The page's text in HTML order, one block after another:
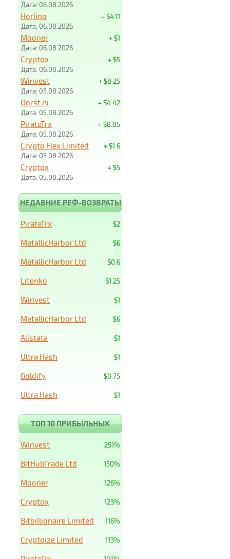
Дата: 06.08.2026
+ $4.11
Horlino
Дата: 06.08.2026
+ $1
Mooner
Дата: 06.08.2026
+ $5
Cryptox
Дата: 06.08.2026
+ $8.25
Winvest
Дата: 05.08.2026
+ $4.42
Qorst Ai
Дата: 05.08.2026
+ $8.85
PirateTrx
Дата: 05.08.2026
+ $1.6
Crypto Flex Limited
Дата: 05.08.2026
+ $5
Cryptox
Дата: 05.08.2026
НЕДАВНИЕ РЕФ-ВОЗВРАТЫ
$2
PirateTrx
$6
MetallicHarbor Ltd
$0.6
MetallicHarbor Ltd
$1.25
Litenko
$1
Winvest
$6
MetallicHarbor Ltd
$1
Alistata
$1
Ultra Hash
$0.75
Goldify
$1
Ultra Hash
ТОП 10 ПРИБЫЛЬНЫХ
251%
Winvest
150%
BitHubTrade Ltd
126%
Mooner
123%
Cryptox
116%
Bitbillionaire Limited
113%
Cryptoize Limited